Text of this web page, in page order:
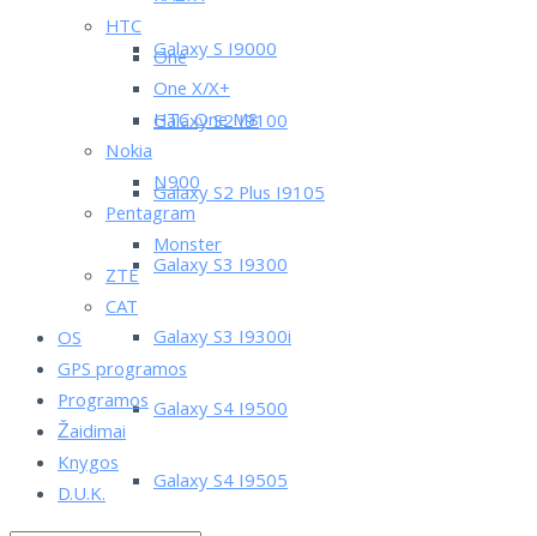
Galaxy S I9000
Galaxy S2 I9100
Galaxy S2 Plus I9105
Galaxy S3 I9300
Galaxy S3 I9300i
Galaxy S4 I9500
Galaxy S4 I9505
HTC
One
One X/X+
HTC One M8
Nokia
N900
Pentagram
Monster
ZTE
CAT
OS
GPS programos
Programos
Žaidimai
Knygos
D.U.K.